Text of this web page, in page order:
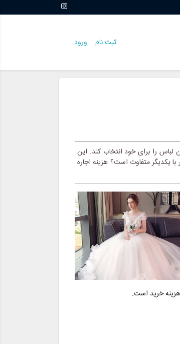
ثبت نام ورود
را برای خود انتخاب کند. این
یکدیگر متفاوت است؟ هزینه اجاره